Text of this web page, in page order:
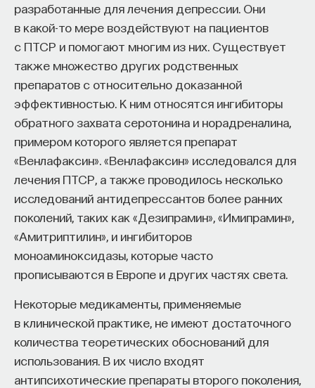
разработанные для лечения депрессии. Они
в какой-то мере воздействуют на пациентов
с ПТСР и помогают многим из них. Существует
также множество других родственных
препаратов с относительно доказанной
эффективностью. К ним относятся ингибиторы
обратного захвата серотонина и норадреналина,
примером которого является препарат
«Венлафаксин». «Венлафаксин» исследовался для
лечения ПТСР, а также проводилось несколько
исследований антидепрессантов более ранних
поколений, таких как «Дезипрамин», «Имипрамин»,
«Амитриптилин», и ингибиторов
моноаминоксидазы, которые часто
прописываются в Европе и других частях света.
Некоторые медикаменты, применяемые
в клинической практике, не имеют достаточного
количества теоретических обоснований для
использования. В их число входят
антипсихотические препараты второго поколения,